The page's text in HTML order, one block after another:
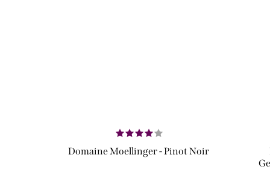
Domaine Moellinger - Pinot Noir